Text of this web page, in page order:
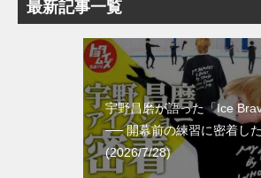
最新記事一覧
宇野昌磨が語った「Ice
── 開幕前の練習に密着
(2026/7/28)